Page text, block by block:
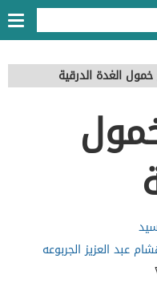
الغدة الدرقية
عبد العزيز الجربوعه